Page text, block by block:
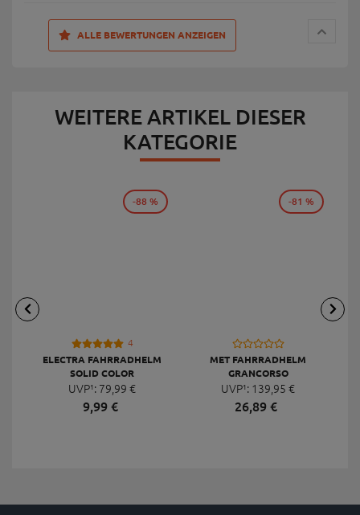
ALLE BEWERTUNGEN ANZEIGEN
WEITERE ARTIKEL DIESER
KATEGORIE
4
ELECTRA FAHRRADHELM
SOLID COLOR
UVP¹: 79,99 €
9,99 €
-88 %
MET FAHRRADHELM
GRANCORSO
UVP¹: 139,95 €
26,89€
-81 %